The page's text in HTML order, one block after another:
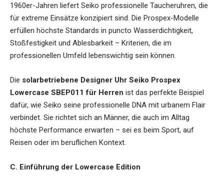
1960er-Jahren liefert Seiko professionelle Taucheruhren, die
für extreme Einsätze konzipiert sind. Die Prospex-Modelle
erfüllen höchste Standards in puncto Wasserdichtigkeit,
Stoßfestigkeit und Ablesbarkeit – Kriterien, die im
professionellen Umfeld lebenswichtig sein können.
Die solarbetriebene Designer Uhr Seiko Prospex
Lowercase SBEP011 für Herren ist das perfekte Beispiel
dafür, wie Seiko seine professionelle DNA mit urbanem Flair
verbindet. Sie richtet sich an Männer, die auch im Alltag
höchste Performance erwarten – sei es beim Sport, auf
Reisen oder im beruflichen Kontext.
C. Einführung der Lowercase Edition